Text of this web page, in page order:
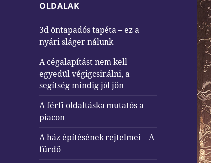
OLDALAK
3d öntapadós tapéta – ez a
nyári sláger nálunk
A cégalapítást nem kell
egyedül végigcsinálni, a
segítség mindig jól jön
A férfi oldaltáska mutatós a
piacon
A ház építésének rejtelmei – A
fürdő